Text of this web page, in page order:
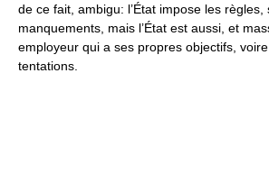
de ce fait, ambigu: l’État impose les règles,
manquements, mais l’État est aussi, et
employeur qui a ses propres objectifs,
tentations.